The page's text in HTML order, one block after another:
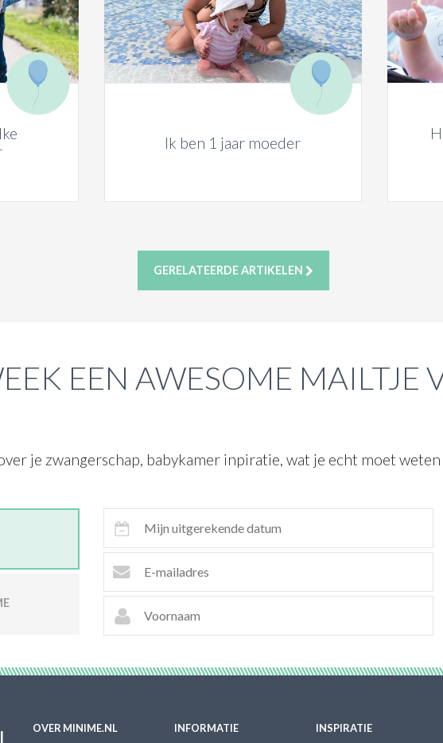
Ik ben 1 jaar moeder
GERELATEERDE ARTIKELEN
EEN AWESOME MAILTJE
je zwangerschap, babykamer inpiratie, wat je echt moet
OVER MINIME.NL INFORMATIE INSPIRATIE